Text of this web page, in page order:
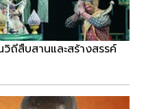
ถีสืบสานและสร้างสรรค์